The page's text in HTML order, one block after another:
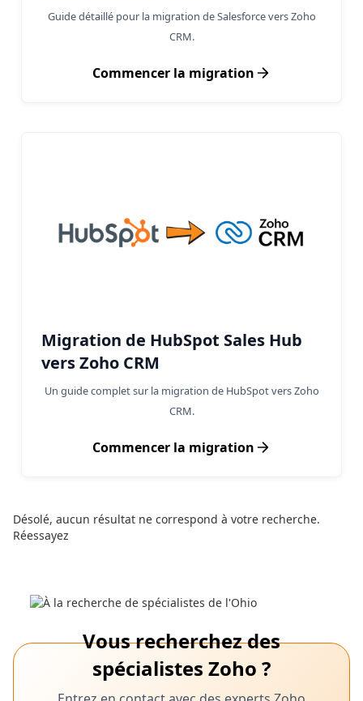
Guide détaillé pour la migration de Salesforce vers Zoho
CRM.
Commencer la migration
Migration de HubSpot Sales Hub
vers Zoho CRM
Un guide complet sur la migration de HubSpot vers Zoho
CRM.
Commencer la migration
Désolé, aucun résultat ne correspond à votre recherche.
Réessayez
Vous recherchez des
spécialistes Zoho ?